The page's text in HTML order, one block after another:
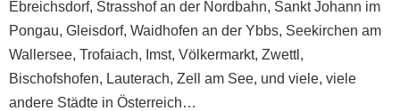
Ebreichsdorf, Strasshof an der Nordbahn, Sankt Johann im
Pongau, Gleisdorf, Waidhofen an der Ybbs, Seekirchen am
Wallersee, Trofaiach, Imst, Völkermarkt, Zwettl,
Bischofshofen, Lauterach, Zell am See, und viele, viele
andere Städte in Österreich…